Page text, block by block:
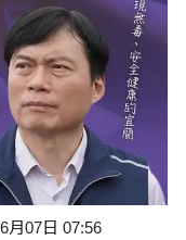
月07日 07:56